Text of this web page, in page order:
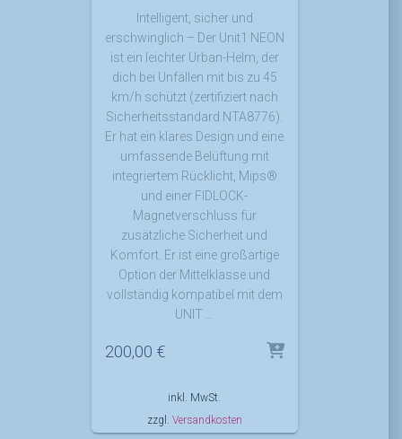
Intelligent, sicher und
erschwinglich – Der Unit1 NEON
ist ein leichter Urban-Helm, der
dich bei Unfällen mit bis zu 45
km/h schützt (zertifiziert nach
Sicherheitsstandard NTA8776).
Er hat ein klares Design und eine
umfassende Belüftung mit
integriertem Rücklicht, Mips®
und einer FIDLOCK-
Magnetverschluss für
zusätzliche Sicherheit und
Komfort. Er ist eine großartige
Option der Mittelklasse und
vollständig kompatibel mit dem
UNIT …
200,00 €
inkl. MwSt.
zzgl. Versandkosten